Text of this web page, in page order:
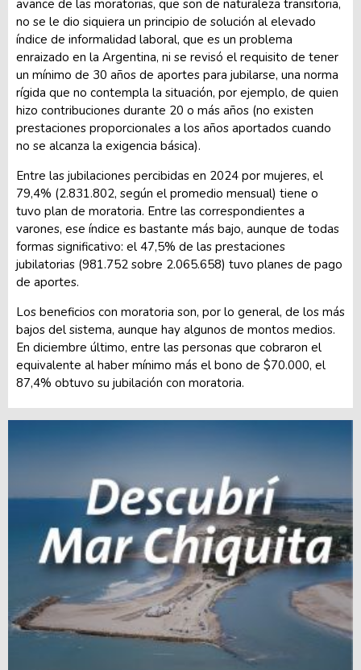
avance de las moratorias, que son de naturaleza transitoria,
no se le dio siquiera un principio de solución al elevado
índice de informalidad laboral, que es un problema
enraizado en la Argentina, ni se revisó el requisito de tener
un mínimo de 30 años de aportes para jubilarse, una norma
rígida que no contempla la situación, por ejemplo, de quien
hizo contribuciones durante 20 o más años (no existen
prestaciones proporcionales a los años aportados cuando
no se alcanza la exigencia básica).
Entre las jubilaciones percibidas en 2024 por mujeres, el
79,4% (2.831.802, según el promedio mensual) tiene o
tuvo plan de moratoria. Entre las correspondientes a
varones, ese índice es bastante más bajo, aunque de todas
formas significativo: el 47,5% de las prestaciones
jubilatorias (981.752 sobre 2.065.658) tuvo planes de pago
de aportes.
Los beneficios con moratoria son, por lo general, de los más
bajos del sistema, aunque hay algunos de montos medios.
En diciembre último, entre las personas que cobraron el
equivalente al haber mínimo más el bono de $70.000, el
87,4% obtuvo su jubilación con moratoria.